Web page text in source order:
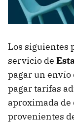
Los siguientes
servicio de
pagar un envío
pagar tarifas
aproximada de
provenientes